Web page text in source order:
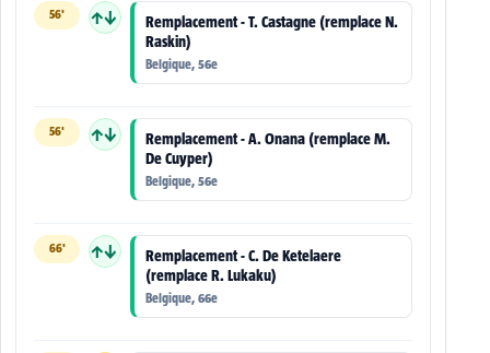
56' ↑↓
Remplacement - T. Castagne (remplace N.
Raskin)
Belgique, 56e
56' ↑↓
Remplacement - A. Onana (remplace M.
De Cuyper)
Belgique, 56e
66' ↑↓
Remplacement - C. De Ketelaere
(remplace R. Lukaku)
Belgique, 66e